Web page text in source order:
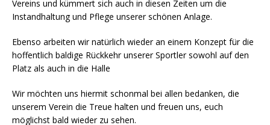
Vereins und kümmert sich auch in diesen Zeiten um die
Instandhaltung und Pflege unserer schönen Anlage.
Ebenso arbeiten wir natürlich wieder an einem Konzept für die
hoffentlich baldige Rückkehr unserer Sportler sowohl auf den
Platz als auch in die Halle
Wir möchten uns hiermit schonmal bei allen bedanken, die
unserem Verein die Treue halten und freuen uns, euch
möglichst bald wieder zu sehen.